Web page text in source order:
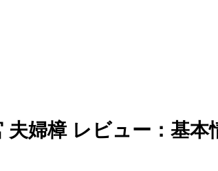
夫婦樟 レビュー：基本